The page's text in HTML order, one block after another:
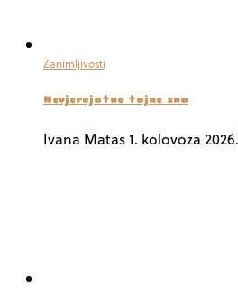
Zanimljivosti
Nevjerojatne tajne sna
Ivana Matas1. kolovoza 2026.